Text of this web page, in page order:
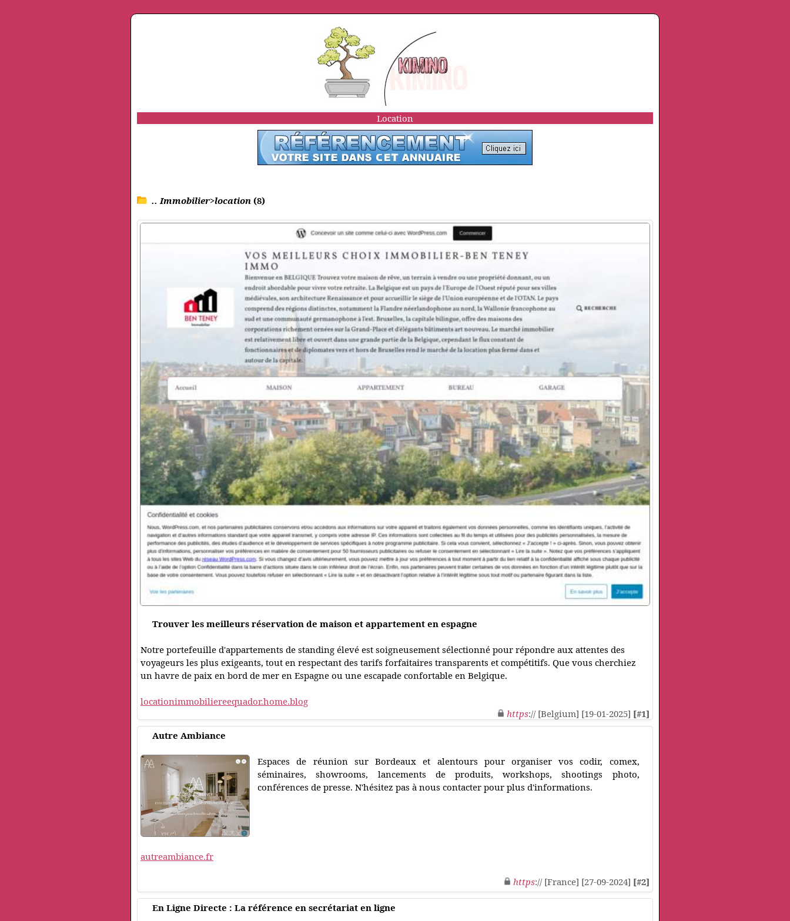
Location
.. Immobilier>location (8)
Trouver les meilleurs réservation de maison et appartement en espagne
Notre portefeuille d'appartements de standing élevé est soigneusement sélectionné pour répondre aux attentes des
voyageurs les plus exigeants, tout en respectant des tarifs forfaitaires transparents et compétitifs. Que vous cherchiez
un havre de paix en bord de mer en Espagne ou une escapade confortable en Belgique.
locationimmobiliereequador.home.blog
https:// [Belgium] [19-01-2025] [#1]
Autre Ambiance
Espaces de réunion sur Bordeaux et alentours pour organiser vos codir, comex,
séminaires, showrooms, lancements de produits, workshops, shootings photo,
conférences de presse. N'hésitez pas à nous contacter pour plus d'informations.
autreambiance.fr
https:// [France] [27-09-2024] [#2]
En Ligne Directe : La référence en secrétariat en ligne